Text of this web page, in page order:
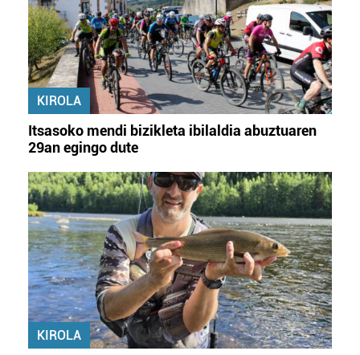
KIROLA
Itsasoko mendi bizikleta ibilaldia abuztuaren
29an egingo dute
KIROLA